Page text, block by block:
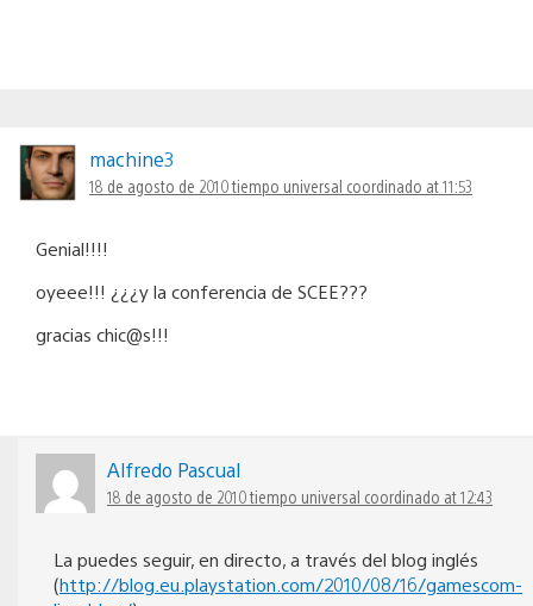
machine3
18 de agosto de 2010 tiempo universal coordinado at 11:53
Genial!!!!
oyeee!!! ¿¿¿y la conferencia de SCEE???
gracias chic@s!!!
Alfredo Pascual
18 de agosto de 2010 tiempo universal coordinado at 12:43
La puedes seguir, en directo, a través del blog inglés
(http://blog.eu.playstation.com/2010/08/16/gamescom-